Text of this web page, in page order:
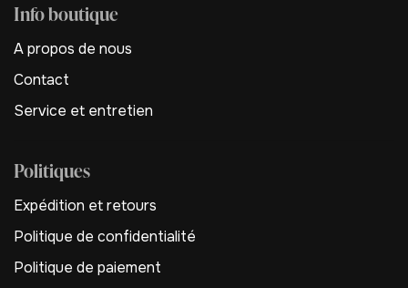
Info boutique
A propos de nous
Contact
Service et entretien
Politiques
Expédition et retours
Politique de confidentialité
Politique de paiement